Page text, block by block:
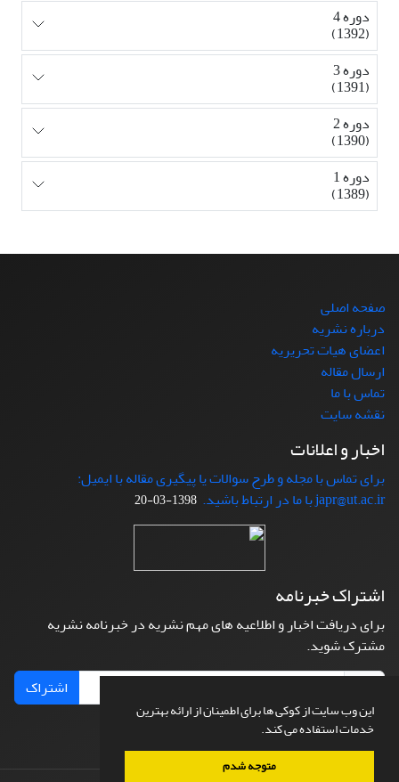
این وب سایت از کوکی ها برای اطمینان از ارائه بهترین
خدمات استفاده می کند.
متوجه شدم
دوره 4
(1392)
دوره 3
(1391)
دوره 2
(1390)
دوره 1
(1389)
صفحه اصلی
درباره نشریه
اعضای هیات تحریریه
ارسال مقاله
تماس با ما
نقشه سایت
اخبار و اعلانات
برای تماس با مجله و طرح سوالات یا پیگیری مقاله با ایمیل:
japr@ut.ac.ir با ما در ارتباط باشید.
1398-03-20
اشتراک خبرنامه
برای دریافت اخبار و اطلاعیه های مهم نشریه در خبرنامه نشریه
مشترک شوید.
اشتراک